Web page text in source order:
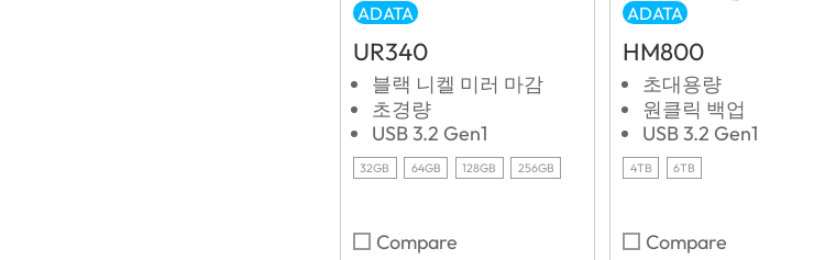
ADATA
UR340
블랙 니켈 미러 마감
초경량
USB 3.2 Gen1
32GB 64GB 128GB 256GB
Compare
ADATA
HM800
초대용량
원클릭 백업
USB 3.2 Gen1
4TB 6TB
Compare